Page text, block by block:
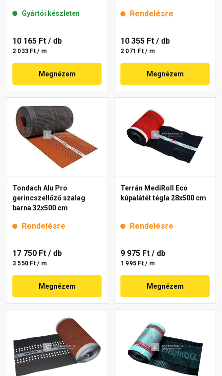
Gyártói készleten
10 165 Ft / db
2 033 Ft / m
Megnézem
Rendelésre
10 355 Ft / db
2 071 Ft / m
Megnézem
Tondach Alu Pro
gerincszellőző szalag
barna 32x500 cm
Rendelésre
17 750 Ft / db
3 550 Ft / m
Megnézem
Terrán MediRoll Eco
kúpalátét tégla 28x500 cm
Rendelésre
9 975 Ft / db
1 995 Ft / m
Megnézem